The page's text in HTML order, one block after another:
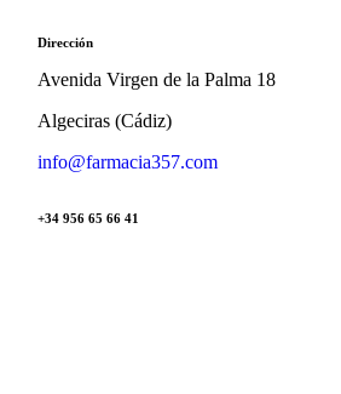
Dirección
Avenida Virgen de la Palma 18
Algeciras (Cádiz)
info@farmacia357.com
+34 956 65 66 41